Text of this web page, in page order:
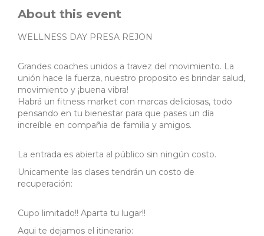
About this event
WELLNESS DAY PRESA REJON
Grandes coaches unidos a travez del movimiento. La
unión hace la fuerza, nuestro proposito es brindar salud,
movimiento y ¡buena vibra!
Habrá un fitness market con marcas deliciosas, todo
pensando en tu bienestar para que pases un día
increíble en compañia de familia y amigos.
La entrada es abierta al público sin ningún costo.
Unicamente las clases tendrán un costo de
recuperación:
Cupo limitado!! Aparta tu lugar!!
Aqui te dejamos el itinerario: